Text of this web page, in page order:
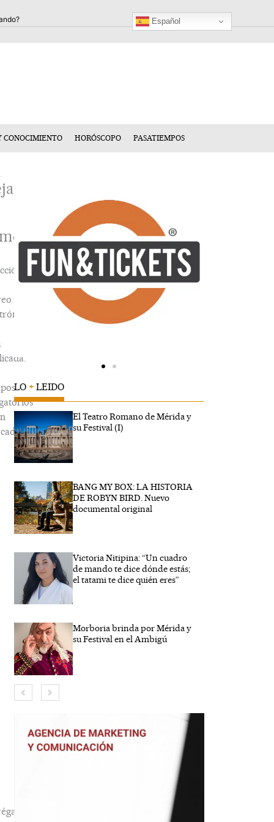
Español
CONOCIMIENTO HORÓSCOPO PASATIEMPOS
LO +LEIDO
El Teatro Romano de Mérida y
su Festival (I)
BANG MY BOX: LA HISTORIA
DE ROBYN BIRD. Nuevo
documental original
Victoria Nitipina: “Un cuadro
de mando te dice dónde estás;
el tatami te dice quién eres”
Morboria brinda por Mérida y
su Festival en el Ambigú